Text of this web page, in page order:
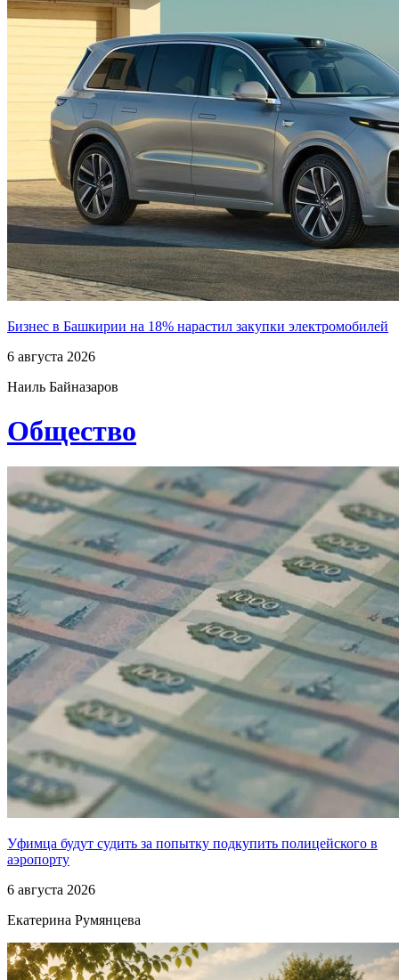
Бизнес в Башкирии на 18% нарастил закупки электромобилей
6 августа 2026
Наиль Байназаров
Общество
Уфимца будут судить за попытку подкупить полицейского в
аэропорту
6 августа 2026
Екатерина Румянцева